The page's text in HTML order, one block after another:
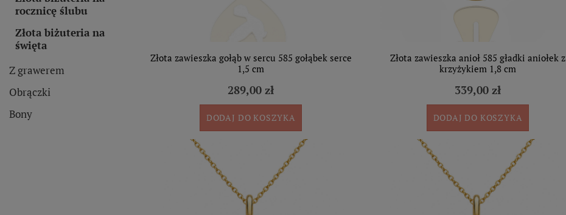
rocznicę ślubu
Złota biżuteria na
święta
Z grawerem
Obrączki
Bony
Złota zawieszka gołąb w sercu 585 gołąbek serce
1,5 cm
289,00 zł
DODAJ DO KOSZYKA
Złota zawieszka anioł 585 gładki aniołek z
krzyżykiem 1,8 cm
339,00 zł
DODAJ DO KOSZYKA